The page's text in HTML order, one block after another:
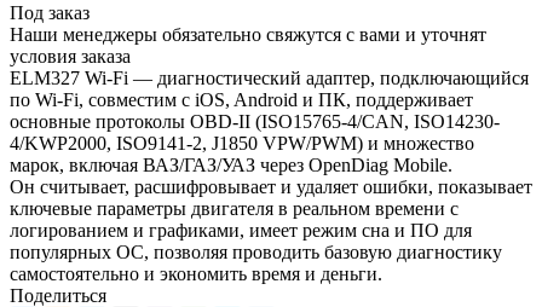
Под заказ
Наши менеджеры обязательно свяжутся с вами и уточнят
условия заказа
ELM327 Wi-Fi — диагностический адаптер, подключающийся
по Wi-Fi, совместим с iOS, Android и ПК, поддерживает
основные протоколы OBD-II (ISO15765-4/CAN, ISO14230-
4/KWP2000, ISO9141-2, J1850 VPW/PWM) и множество
марок, включая ВАЗ/ГАЗ/УАЗ через OpenDiag Mobile.
Он считывает, расшифровывает и удаляет ошибки, показывает
ключевые параметры двигателя в реальном времени с
логированием и графиками, имеет режим сна и ПО для
популярных ОС, позволяя проводить базовую диагностику
самостоятельно и экономить время и деньги.
Поделиться